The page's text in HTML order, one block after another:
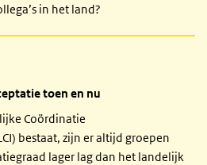
in het land?
toen en nu
Coördinatie
bestaat, zijn er altijd groepen
lager lag dan het landelijk